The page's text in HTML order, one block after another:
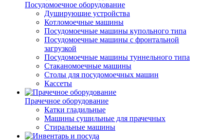
Посудомоечное оборудование
Душирующие устройства
Котломоечные машины
Посудомоечные машины купольного типа
Посудомоечные машины с фронтальной
загрузкой
Посудомоечные машины туннельного типа
Стаканомоечные машины
Столы для посудомоечных машин
Кассеты
Прачечное оборудование
Катки гладильные
Машины сушильные для прачечных
Стиральные машины